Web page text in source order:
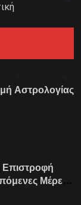
Αστρολογίας
Επιστροφή
Μέρες
Ζώδια»